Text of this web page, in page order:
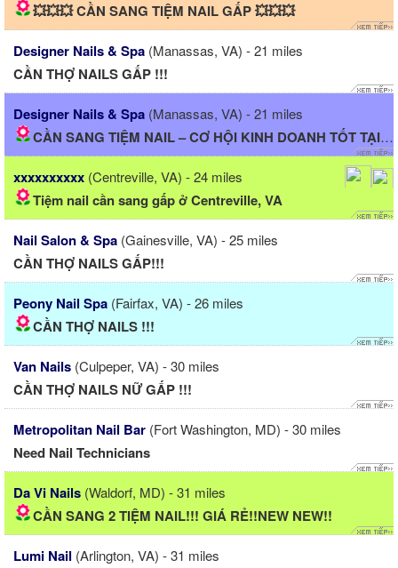
💥💥💥 CẦN SANG TIỆM NAIL GẤP 💥💥💥
Designer Nails & Spa (Manassas, VA) - 21 miles
CẦN THỢ NAILS GẤP !!!
Designer Nails & Spa (Manassas, VA) - 21 miles
CẦN SANG TIỆM NAIL – CƠ HỘI KINH DOANH TỐT TẠI MANASSAS,...
xxxxxxxxxx (Centreville, VA) - 24 miles
Tiệm nail cần sang gấp ở Centreville, VA
Nail Salon & Spa (Gainesville, VA) - 25 miles
CẦN THỢ NAILS GẤP!!!
Peony Nail Spa (Fairfax, VA) - 26 miles
CẦN THỢ NAILS !!!
Van Nails (Culpeper, VA) - 30 miles
CẦN THỢ NAILS NỮ GẤP !!!
Metropolitan Nail Bar (Fort Washington, MD) - 30 miles
Need Nail Technicians
Da Vi Nails (Waldorf, MD) - 31 miles
CẦN SANG 2 TIỆM NAIL!!! GIÁ RẺ!!NEW NEW!!
Lumi Nail (Arlington, VA) - 31 miles